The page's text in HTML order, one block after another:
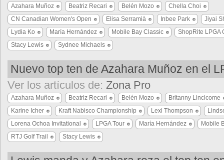
Azahara Muñoz Beatriz Recari Belén Mozo
Chella Choi
CN Canadian Women's Open
Elisa Serramià Inbee Park
Jiyai
Lydia Ko
María Hernández Mobile Bay Classic
ShopRite LPGA
Stacy Lewis
Sydnee Michaels
Nuevo top ten de Azahara Muñoz en el
Ver los artículos de: Zona Pro
Azahara Muñoz Beatriz Recari Belén Mozo
Britanny Lincicome
Karine Icher
Kraft Nabisco Championship Lexi Thompson
Lorena Ochoa Invitational
LPGA Tour María Hernández
Mobile
RTJ Golf Trail
Stacy Lewis